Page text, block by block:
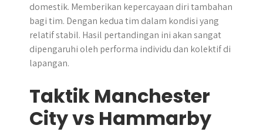
domestik. Memberikan kepercayaan diri tambahan
bagi tim. Dengan kedua tim dalam kondisi yang
relatif stabil. Hasil pertandingan ini akan sangat
dipengaruhi oleh performa individu dan kolektif di
lapangan.
Taktik Manchester
City vs Hammarby